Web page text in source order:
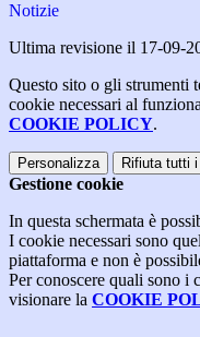
Notizie
Ultima revisione il 17-09-
Questo sito o gli strumenti
cookie necessari al
COOKIE POLICY.
Personalizza Rifiuta tutti i
Gestione cookie
In questa schermata è
I cookie necessari sono
piattaforma e non è
Per conoscere quali sono i
visionare la COOKIE